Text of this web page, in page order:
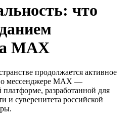
что
MAX
продолжается активное
о мессенджере MAX —
разработанной для
и суверенитета российской